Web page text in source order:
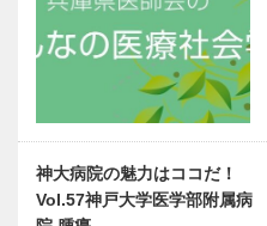
神大病院の魅力はココだ！
Vol.57神戸大学医学部附属病